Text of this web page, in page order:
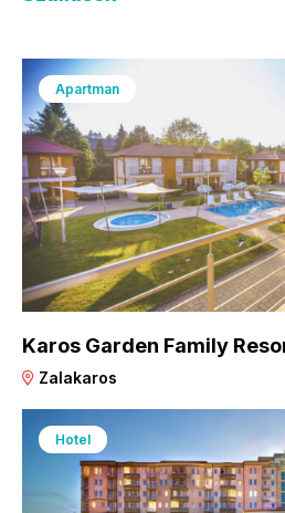
Apartman
Karos Garden Family
Zalakaros
Hotel